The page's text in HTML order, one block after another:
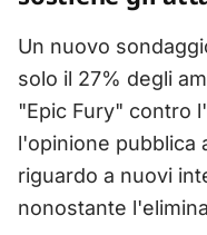
Un nuovo
solo il 27% degli
"Epic Fury" contro
l'opinione pubblica
riguardo a nuovi
nonostante